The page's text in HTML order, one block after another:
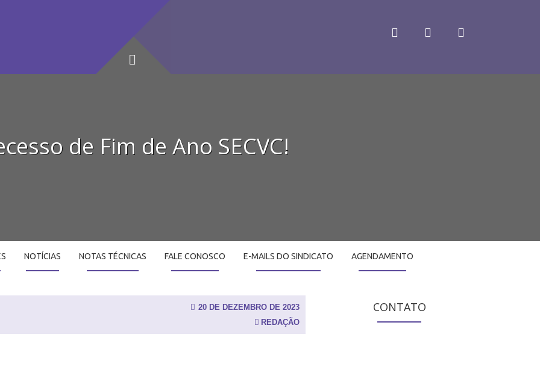
de Fim de Ano SECVC!
NOTÍCIAS NOTAS TÉCNICAS FALE CONOSCO E-MAILS DO SINDICATO AGENDAMENTO
20 DE DEZEMBRO DE 2023
REDAÇÃO
CONTATO